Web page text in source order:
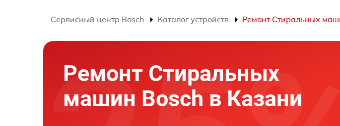
Сервисный центр Bosch Каталог устройств Ремонт Стиральных
Ремонт Стиральных
машин Bosch в Казани